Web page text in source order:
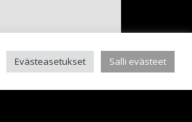
Evästeasetukset Salli evästeet